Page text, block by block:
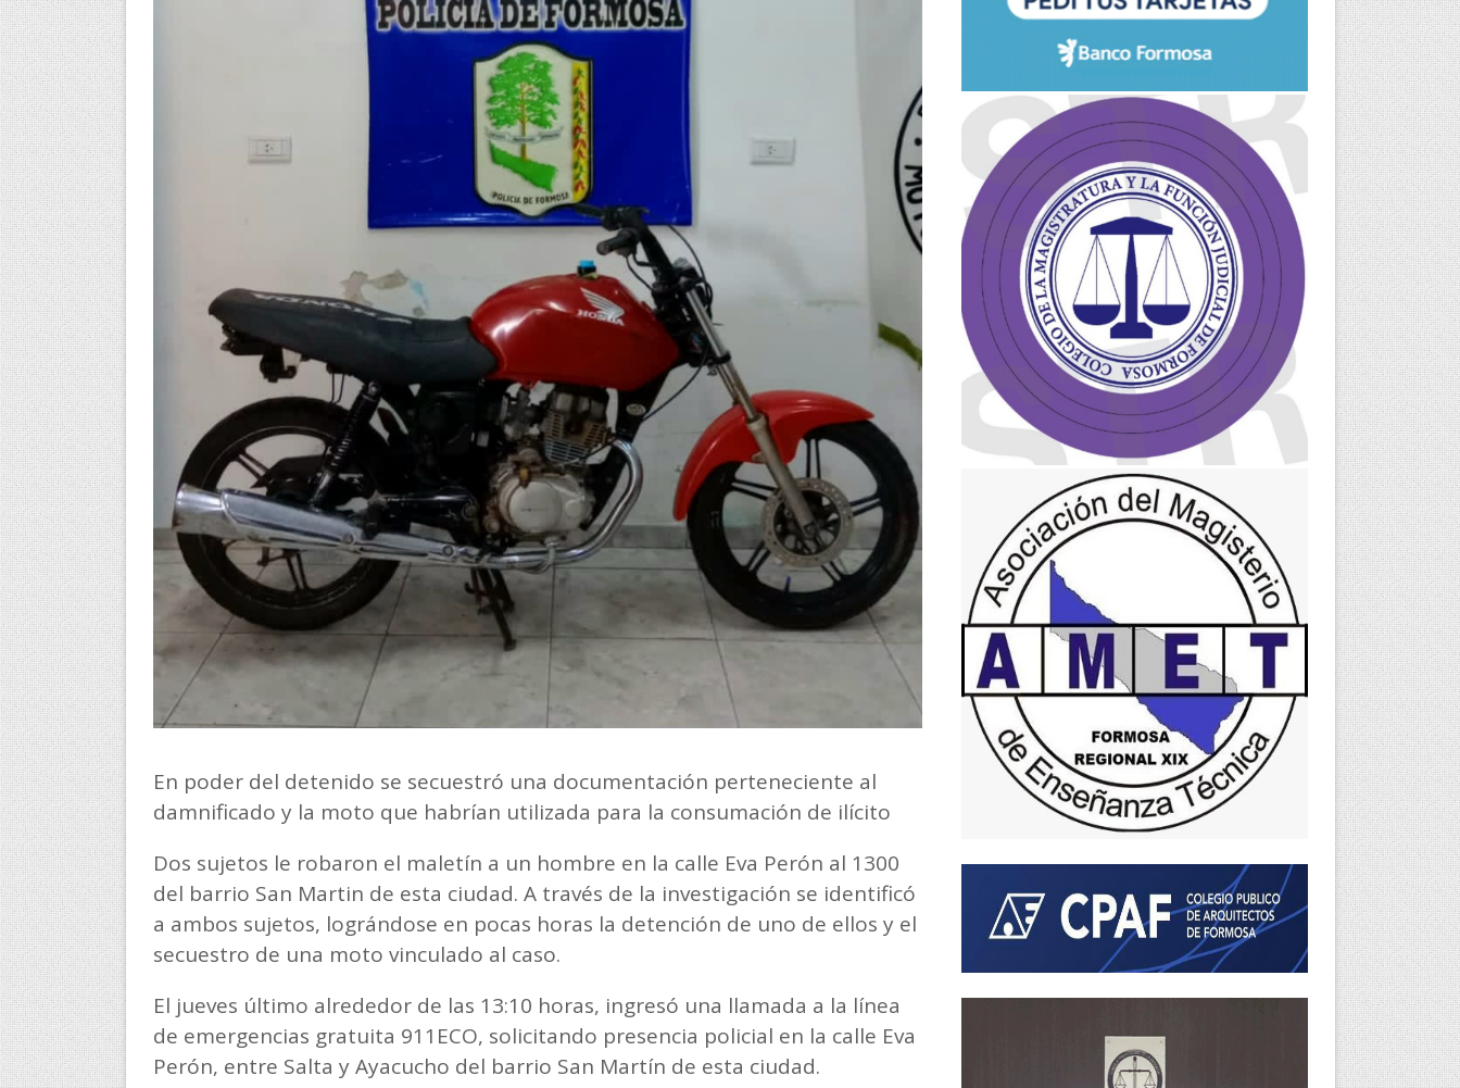
En poder del detenido se secuestró una documentación perteneciente al
damnificado y la moto que habrían utilizada para la consumación de ilícito
Dos sujetos le robaron el maletín a un hombre en la calle Eva Perón al 1300
del barrio San Martin de esta ciudad. A través de la investigación se identificó
a ambos sujetos, lográndose en pocas horas la detención de uno de ellos y el
secuestro de una moto vinculado al caso.
El jueves último alrededor de las 13:10 horas, ingresó una llamada a la línea
de emergencias gratuita 911ECO, solicitando presencia policial en la calle Eva
Perón, entre Salta y Ayacucho del barrio San Martín de esta ciudad.